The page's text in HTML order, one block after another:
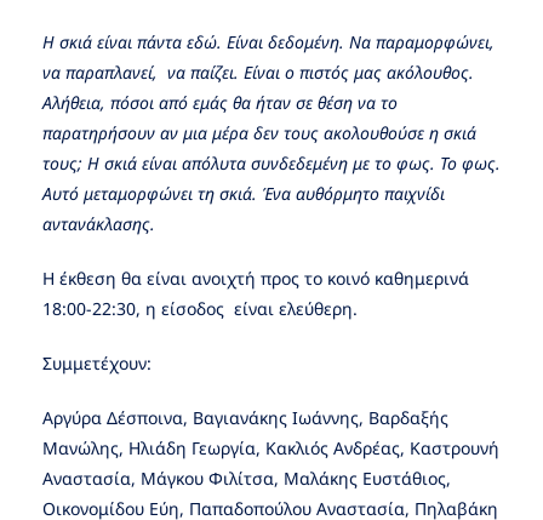
Η σκιά είναι πάντα εδώ. Είναι δεδομένη. Να παραμορφώνει,
να παραπλανεί, να παίζει. Είναι ο πιστός μας ακόλουθος.
Αλήθεια, πόσοι από εμάς θα ήταν σε θέση να το
παρατηρήσουν αν μια μέρα δεν τους ακολουθούσε η σκιά
τους; Η σκιά είναι απόλυτα συνδεδεμένη με το φως. Το φως.
Αυτό μεταμορφώνει τη σκιά. Ένα αυθόρμητο παιχνίδι
αντανάκλασης.
Η έκθεση θα είναι ανοιχτή προς το κοινό καθημερινά
18:00-22:30, η είσοδος είναι ελεύθερη.
Συμμετέχουν:
Αργύρα Δέσποινα, Βαγιανάκης Ιωάννης, Βαρδαξής
Μανώλης, Ηλιάδη Γεωργία, Κακλιός Ανδρέας, Καστρουνή
Αναστασία, Μάγκου Φιλίτσα, Μαλάκης Ευστάθιος,
Οικονομίδου Εύη, Παπαδοπούλου Αναστασία, Πηλαβάκη